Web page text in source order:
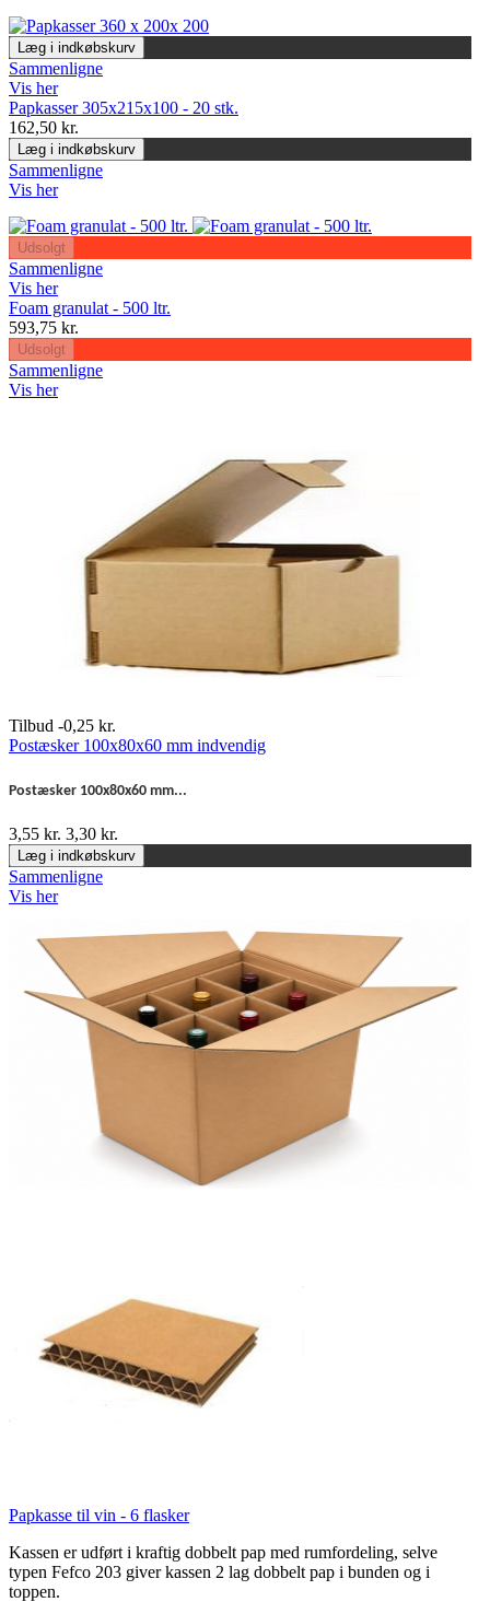
Læg i indkøbskurv
Sammenligne
Vis her
Papkasser 305x215x100 - 20 stk.
162,50 kr.
Læg i indkøbskurv
Sammenligne
Vis her
Udsolgt
Sammenligne
Vis her
Foam granulat - 500 ltr.
593,75 kr.
Udsolgt
Sammenligne
Vis her
Tilbud -0,25 kr.
Postæsker 100x80x60 mm indvendig
Postæsker 100x80x60 mm...
3,55 kr. 3,30 kr.
Læg i indkøbskurv
Sammenligne
Vis her
Papkasse til vin - 6 flasker
Kassen er udført i kraftig dobbelt pap med rumfordeling, selve
typen Fefco 203 giver kassen 2 lag dobbelt pap i bunden og i
toppen.